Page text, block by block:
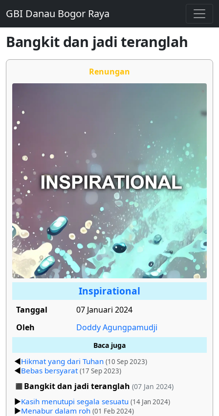
GBI Danau Bogor Raya
Bangkit dan jadi teranglah
Renungan
Inspirational
Tanggal
07 Januari 2024
Oleh
Doddy Agungpamudji
Baca juga
Hikmat yang dari Tuhan (10 Sep 2023)
Bebas bersyarat (17 Sep 2023)
Bangkit dan jadi teranglah (07 Jan 2024)
Kasih menutupi segala sesuatu (14 Jan 2024)
Menabur dalam roh (01 Feb 2024)